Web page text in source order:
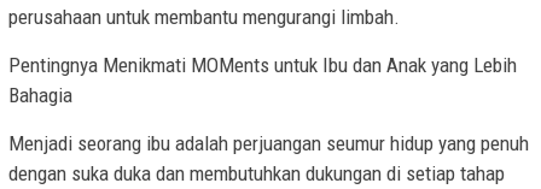
perusahaan untuk membantu mengurangi limbah.
Pentingnya Menikmati MOMents untuk Ibu dan Anak yang Lebih
Bahagia
Menjadi seorang ibu adalah perjuangan seumur hidup yang penuh
dengan suka duka dan membutuhkan dukungan di setiap tahap